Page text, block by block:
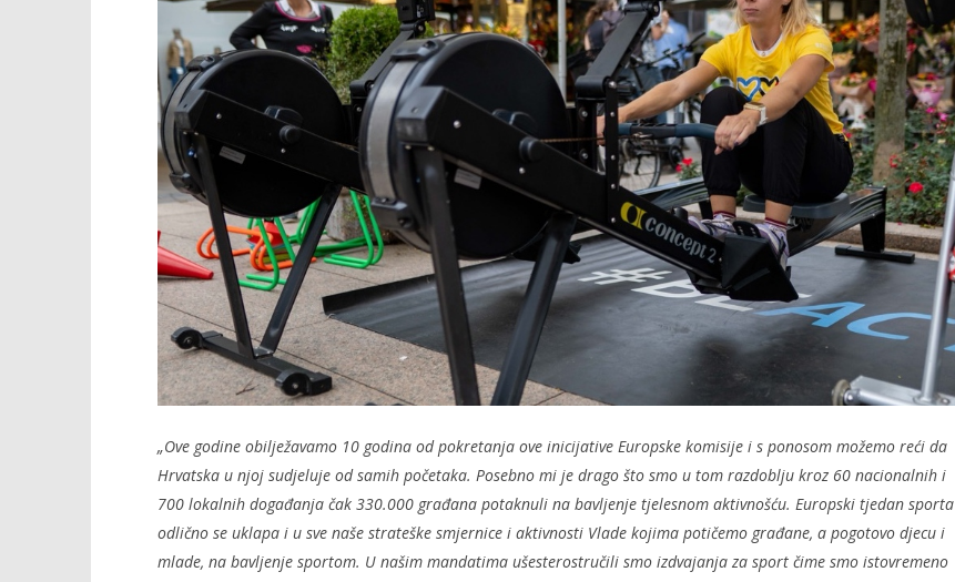
„Ove godine obilježavamo 10 godina od pokretanja ove inicijative Europske komisije i s ponosom možemo reći da
Hrvatska u njoj sudjeluje od samih početaka. Posebno mi je drago što smo u tom razdoblju kroz 60 nacionalnih i
700 lokalnih događanja čak 330.000 građana potaknuli na bavljenje tjelesnom aktivnošću. Europski tjedan sporta
odlično se uklapa i u sve naše strateške smjernice i aktivnosti Vlade kojima potičemo građane, a pogotovo djecu i
mlade, na bavljenje sportom. U našim mandatima ušesterostručili smo izdvajanja za sport čime smo istovremeno